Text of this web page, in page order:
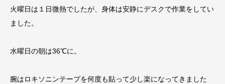
火曜日は１日微熱でしたが、身体は安静にデスクで作業をしてい
ました。
水曜日の朝は36℃に。
腕はロキソニンテープを何度も貼って少し楽になってきました